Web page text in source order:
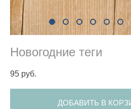
Новогодние теги
95 pуб.
ДОБАВИТЬ В